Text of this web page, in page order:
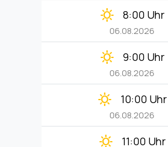
clear_day 8:00 Uhr
06.08.2026
clear_day 9:00 Uhr
06.08.2026
clear_day 10:00 Uhr
06.08.2026
clear_day 11:00 Uhr